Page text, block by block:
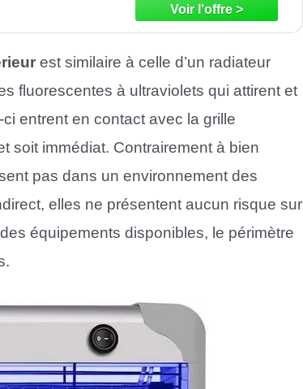
est similaire à celle d’un radiateur
fluorescentes à ultraviolets qui attirent et
entrent en contact avec la grille
soit immédiat. Contrairement à bien
pas dans un environnement des
elles ne présentent aucun risque sur
équipements disponibles, le périmètre